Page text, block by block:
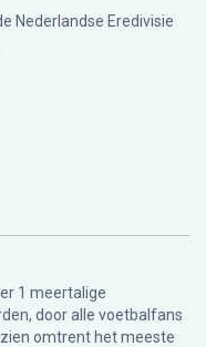
Nederlandse Eredivisie
1 meertalige
door alle voetbalfans
omtrent het meeste